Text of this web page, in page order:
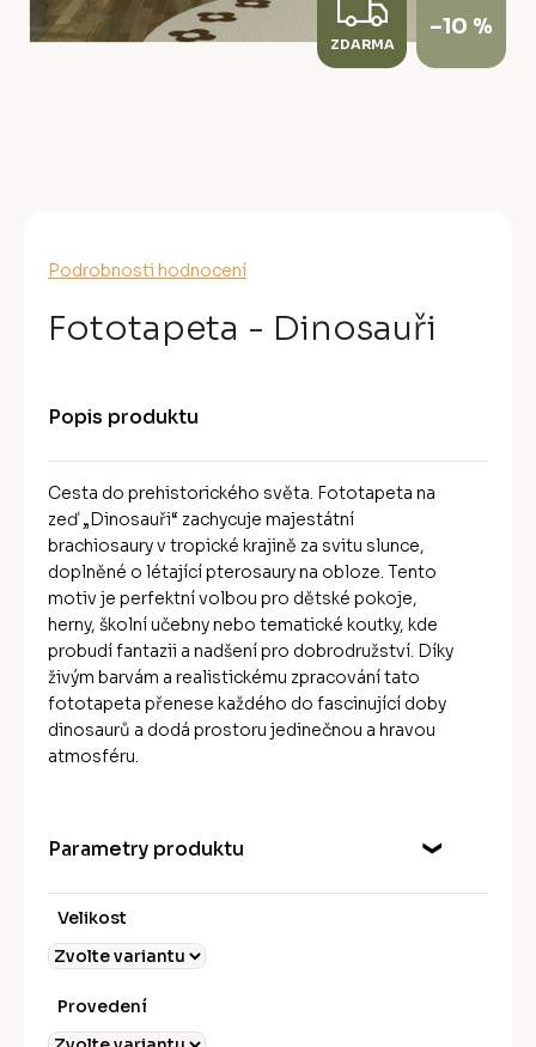
Průměrné
produktu
je
5
hvězdiček.
Podrobnosti hodnocení
Fototapeta - Dinosauři
Popis produktu
Cesta do prehistorického světa. Fototapeta na
zeď „Dinosauři“ zachycuje majestátní
brachiosaury v tropické krajině za svitu slunce,
doplněné o létající pterosaury na obloze. Tento
motiv je perfektní volbou pro dětské pokoje,
herny, školní učebny nebo tematické koutky, kde
probudí fantazii a nadšení pro dobrodružství. Díky
živým barvám a realistickému zpracování tato
fototapeta přenese každého do fascinující doby
dinosaurů a dodá prostoru jedinečnou a hravou
atmosféru.
Parametry produktu
Velikost
Provedení
Z
D
ZDARMA
–10 %